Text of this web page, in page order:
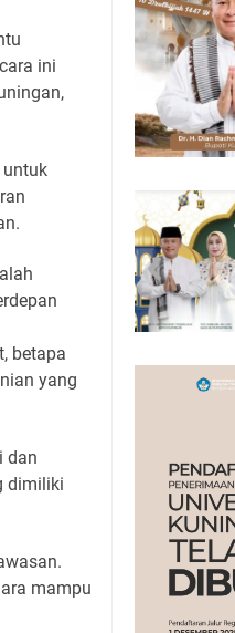
ini
untuk
betapa
yang
dan
dimiliki
mampu